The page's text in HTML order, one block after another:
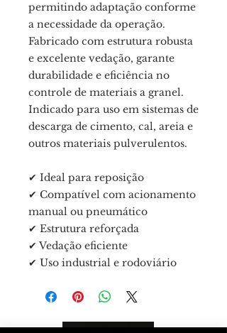
permitindo adaptação conforme
a necessidade da operação.
Fabricado com estrutura robusta
e excelente vedação, garante
durabilidade e eficiência no
controle de materiais a granel.
Indicado para uso em sistemas de
descarga de cimento, cal, areia e
outros materiais pulverulentos.
✔ Ideal para reposição
✔ Compatível com acionamento
manual ou pneumático
✔ Estrutura reforçada
✔ Vedação eficiente
✔ Uso industrial e rodoviário